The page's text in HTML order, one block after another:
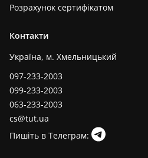
Розрахунок сертифікатом
Контакти
Україна, м. Хмельницький
097-233-2003
099-233-2003
063-233-2003
cs@tut.ua
Пишіть в Телеграм: